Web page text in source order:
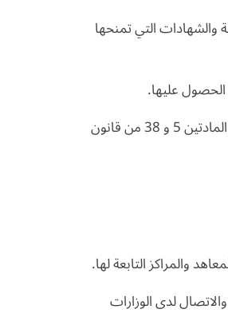
والشهادات التي تمنحها
6- وضع اللوائح المالية والإدارية وأحكام التعيين والترقية ونظم المرتبات وذلك دون إخلال بأحكام المادتين 5 و 38 من قانون
لدى الوزارات